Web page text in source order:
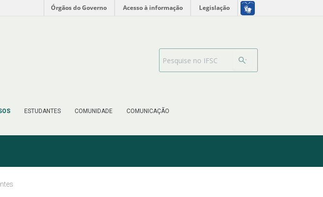
Órgãos do Governo Acesso à informação Legislação
ESTUDANTES COMUNIDADE COMUNICAÇÃO
Barra de busca